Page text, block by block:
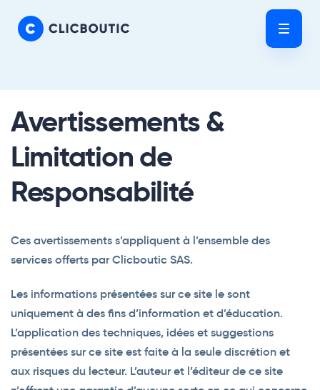
links
content
Avertissements &
Limitation de
Responsabilité
Ces avertissements s’appliquent à l’ensemble des
services offerts par Clicboutic SAS.
Les informations présentées sur ce site le sont
uniquement à des fins d’information et d’éducation.
L’application des techniques, idées et suggestions
présentées sur ce site est faite à la seule discrétion et
aux risques du lecteur. L’auteur et l’éditeur de ce site